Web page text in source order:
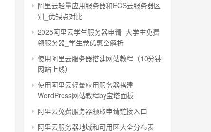
阿里云轻量应用服务器和ECS云服务器区
别_优缺点对比
2025阿里云学生服务器申请_大学生免费
领服务器_学生党优惠全解析
使用阿里云服务器搭建网站教程（10分钟
网站上线）
使用阿里云轻量应用服务器搭建
WordPress网站教程by宝塔面板
阿里云免费服务器领取申请链接入口
阿里云服务器地域和可用区大全分布表